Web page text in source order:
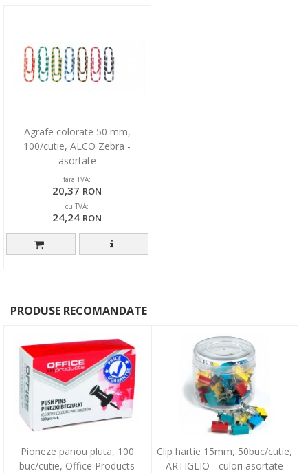
Agrafe colorate 50 mm,
100/cutie, ALCO Zebra -
asortate
fara TVA:
20,37 RON
cu TVA:
24,24 RON
PRODUSE RECOMANDATE
Pioneze panou pluta, 100
buc/cutie, Office Products
Clip hartie 15mm, 50buc/cutie,
ARTIGLIO - culori asortate